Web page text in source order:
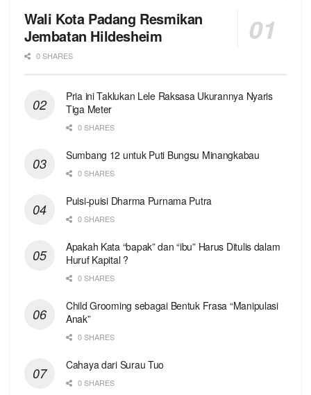
Wali Kota Padang Resmikan
Jembatan Hildesheim
0 SHARES
Pria ini Taklukan Lele Raksasa Ukurannya Nyaris
Tiga Meter
0 SHARES
Sumbang 12 untuk Puti Bungsu Minangkabau
0 SHARES
Puisi-puisi Dharma Purnama Putra
0 SHARES
Apakah Kata “bapak” dan “ibu” Harus Ditulis dalam
Huruf Kapital ?
0 SHARES
Child Grooming sebagai Bentuk Frasa “Manipulasi
Anak”
0 SHARES
Cahaya dari Surau Tuo
0 SHARES